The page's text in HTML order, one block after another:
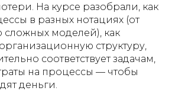
На курсе разобрали, как
в разных нотациях (от
сложных моделей), как
структуру,
соответствует задачам,
на процессы — чтобы
деньги.